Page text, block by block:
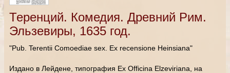
Теренций. Комедия. Древний Рим.
Эльзевиры, 1635 год.
"Pub. Terentii Comoediae sex. Ex recensione Heinsiana"
Издано в Лейдене, типография Ex Officina Elzeviriana, на